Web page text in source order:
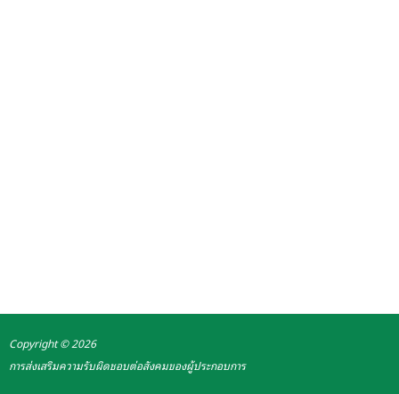
Copyright © 2026
การส่งเสริมความรับผิดชอบต่อสังคมของผู้ประกอบการ